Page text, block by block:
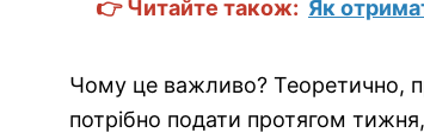
👉 Читайте також: Як
Чому це важливо? Теоретично,
потрібно подати протягом